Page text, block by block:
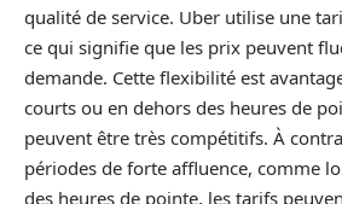
qualité de service. Uber utilise une
ce qui signifie que les prix peuvent
demande. Cette flexibilité est
courts ou en dehors des heures de
peuvent être très compétitifs. À
périodes de forte affluence, comme
des heures de pointe, les tarifs